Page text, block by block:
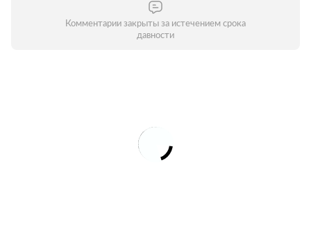
Комментарии закрыты за истечением срока
давности